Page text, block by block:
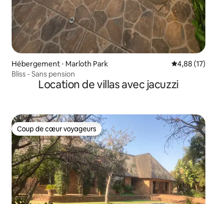
Hébergement ⋅ Marloth Park Évaluation
4,88 (17)
Bliss - Sans pension
Location de villas avec jacuzzi
Coup de cœur voyageurs
Coup de cœur voyageurs